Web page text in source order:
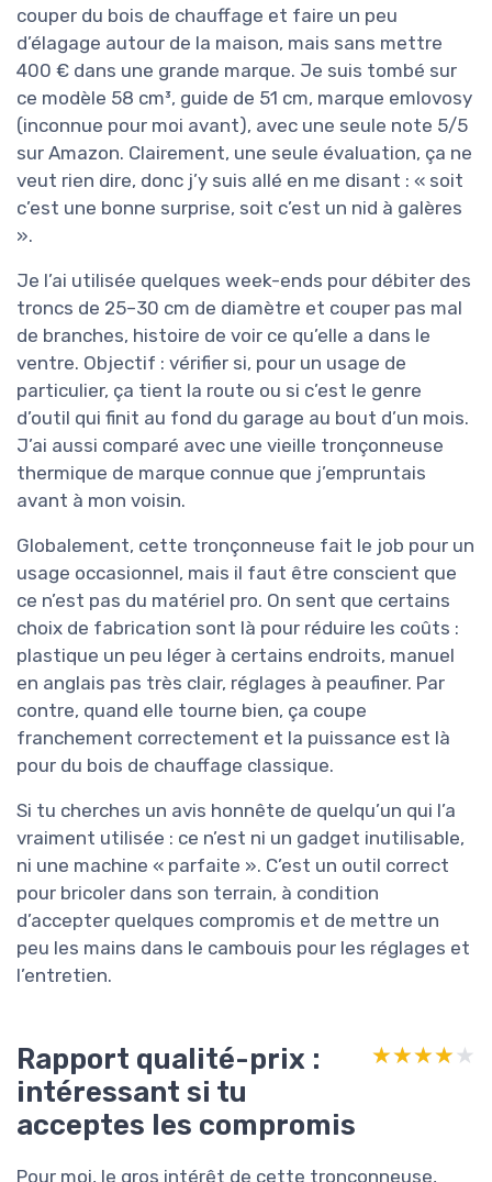
couper du bois de chauffage et faire un peu
d’élagage autour de la maison, mais sans mettre
400 € dans une grande marque. Je suis tombé sur
ce modèle 58 cm³, guide de 51 cm, marque emlovosy
(inconnue pour moi avant), avec une seule note 5/5
sur Amazon. Clairement, une seule évaluation, ça ne
veut rien dire, donc j’y suis allé en me disant : « soit
c’est une bonne surprise, soit c’est un nid à galères
».
Je l’ai utilisée quelques week-ends pour débiter des
troncs de 25–30 cm de diamètre et couper pas mal
de branches, histoire de voir ce qu’elle a dans le
ventre. Objectif : vérifier si, pour un usage de
particulier, ça tient la route ou si c’est le genre
d’outil qui finit au fond du garage au bout d’un mois.
J’ai aussi comparé avec une vieille tronçonneuse
thermique de marque connue que j’empruntais
avant à mon voisin.
Globalement, cette tronçonneuse fait le job pour un
usage occasionnel, mais il faut être conscient que
ce n’est pas du matériel pro. On sent que certains
choix de fabrication sont là pour réduire les coûts :
plastique un peu léger à certains endroits, manuel
en anglais pas très clair, réglages à peaufiner. Par
contre, quand elle tourne bien, ça coupe
franchement correctement et la puissance est là
pour du bois de chauffage classique.
Si tu cherches un avis honnête de quelqu’un qui l’a
vraiment utilisée : ce n’est ni un gadget inutilisable,
ni une machine « parfaite ». C’est un outil correct
pour bricoler dans son terrain, à condition
d’accepter quelques compromis et de mettre un
peu les mains dans le cambouis pour les réglages et
l’entretien.
Rapport qualité-prix :
intéressant si tu
acceptes les compromis
★★★★★
★★★★★
Pour moi, le gros intérêt de cette tronçonneuse,